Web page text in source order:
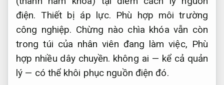
điện. Thiết bị áp lực. Phù hợp môi trường
công nghiệp. Chừng nào chìa khóa vẫn còn
trong túi của nhân viên đang làm việc, Phù
hợp nhiều dây chuyền. không ai — kể cả quản
lý — có thể khôi phục nguồn điện đó.